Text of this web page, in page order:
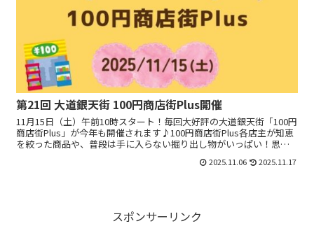
第21回 大道銀天街 100円商店街Plus開催
11月15日（土）午前10時スタート！毎回大好評の大道銀天街「100円
商店街Plus」が今年も開催されます♪100円商店街Plus各店主が知恵
を絞った商品や、普段は手に入らない掘り出し物がいっぱい！思わ
2025.11.06 2025.11.17
スポンサーリンク